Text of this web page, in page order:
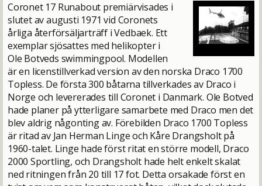
Coronet 17 Runabout premiärvisades i
slutet av augusti 1971 vid Coronets
årliga återförsäljarträff i Vedbaek. Ett
exemplar sjösattes med helikopter i
Ole Botveds swimmingpool. Modellen
är en licenstillverkad version av den norska Draco 1700
Topless. De första 300 båtarna tillverkades av Draco i
Norge och levererades till Coronet i Danmark. Ole Botved
hade planer på ytterligare samarbete med Draco men det
blev aldrig någonting av. Förebilden Draco 1700 Topless
är ritad av Jan Herman Linge och Kåre Drangsholt på
1960-talet. Linge hade först ritat en större modell, Draco
2000 Sportling, och Drangsholt hade helt enkelt skalat
ned ritningen från 20 till 17 fot. Detta orsakade först en